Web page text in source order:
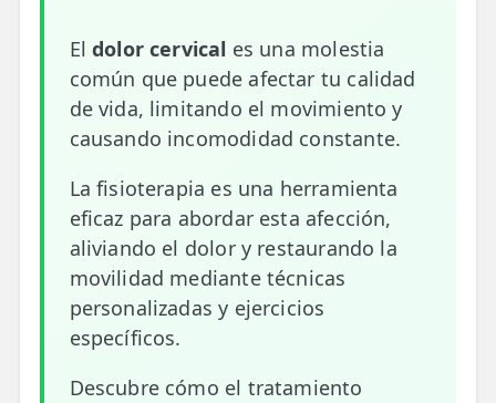
TIENDA
🛍️ Tienda Bonos
🎁 Tarjetas Regalo
🛒 Carrito
❤️ Ofertas
CONTACTO
☎️ 91 005 23 63
Eldolor cervical es una molestia
común que puede afectar tu calidad
de vida, limitando el movimiento y
causando incomodidad constante.
La fisioterapia es una herramienta
eficaz para abordar esta afección,
aliviando el dolor y restaurando la
movilidad mediante técnicas
personalizadas y ejercicios
específicos.
Descubre cómo el tratamiento